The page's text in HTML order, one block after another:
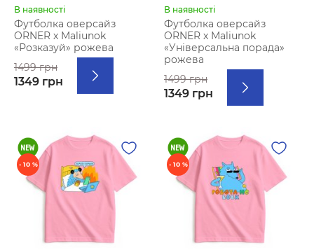
В наявності
Футболка оверсайз
ORNER х Maliunok
«Розказуй» рожева
1499 грн
1349 грн
В наявності
Футболка оверсайз
ORNER х Maliunok
«Універсальна порада»
рожева
1499 грн
1349 грн
- 10 % - 10 %